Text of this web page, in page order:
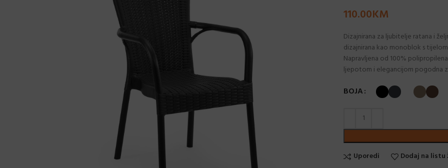
110.00KM
Dizajnirana za ljubitelje ratana i
dizajnirana kao monoblok s
Napravljena od 100%
ljepotom i elegancijom pogodna
BOJA
Uporedi Dodaj na listu